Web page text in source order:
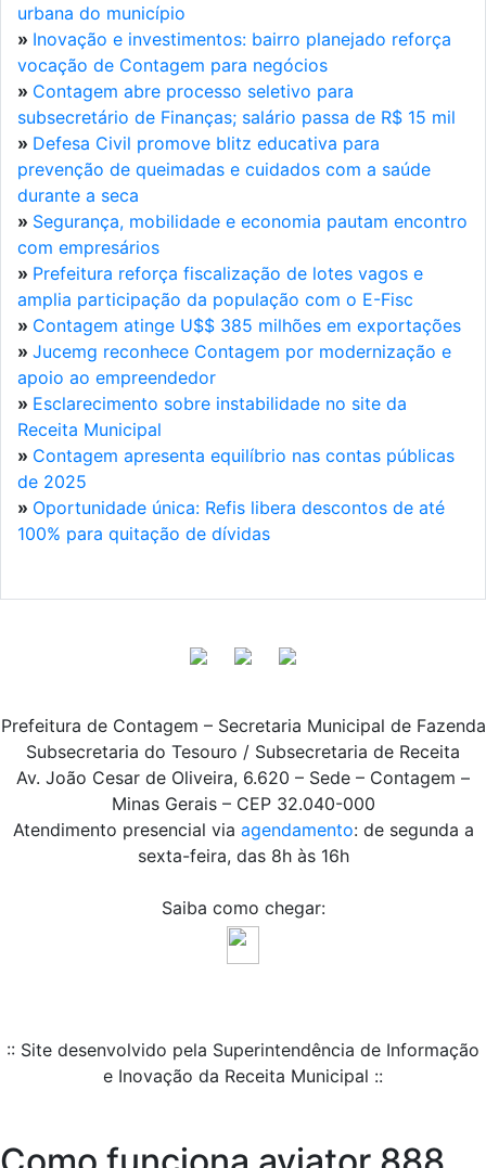
urbana do município
» Inovação e investimentos: bairro planejado reforça
vocação de Contagem para negócios
» Contagem abre processo seletivo para
subsecretário de Finanças; salário passa de R$ 15 mil
» Defesa Civil promove blitz educativa para
prevenção de queimadas e cuidados com a saúde
durante a seca
» Segurança, mobilidade e economia pautam encontro
com empresários
» Prefeitura reforça fiscalização de lotes vagos e
amplia participação da população com o E-Fisc
» Contagem atinge U$$ 385 milhões em exportações
» Jucemg reconhece Contagem por modernização e
apoio ao empreendedor
» Esclarecimento sobre instabilidade no site da
Receita Municipal
» Contagem apresenta equilíbrio nas contas públicas
de 2025
» Oportunidade única: Refis libera descontos de até
100% para quitação de dívidas
Prefeitura de Contagem – Secretaria Municipal de Fazenda
Subsecretaria do Tesouro / Subsecretaria de Receita
Av. João Cesar de Oliveira, 6.620 – Sede – Contagem –
Minas Gerais – CEP 32.040-000
Atendimento presencial via agendamento: de segunda a
sexta-feira, das 8h às 16h
Saiba como chegar:
:: Site desenvolvido pela Superintendência de Informação
e Inovação da Receita Municipal ::